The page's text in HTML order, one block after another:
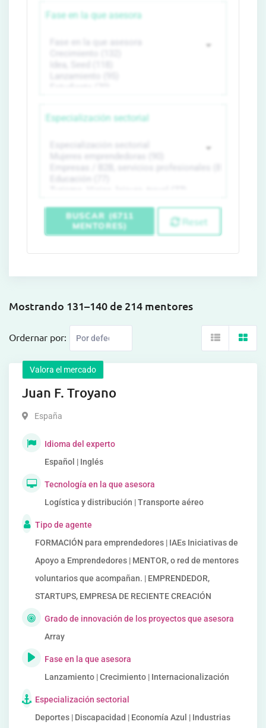
Fase en la que asesora
Especialización sectorial
BUSCAR (6711
MENTORES)
Reset
Mostrando 131–140 de 214 mentores
Ordernar por:
Valora el mercado
Juan F. Troyano
España
Idioma del experto
Español | Inglés
Tecnología en la que asesora
Logística y distribución | Transporte aéreo
Tipo de agente
FORMACIÓN para emprendedores | IAEs Iniciativas de
Apoyo a Emprendedores | MENTOR, o red de mentores
voluntarios que acompañan. | EMPRENDEDOR,
STARTUPS, EMPRESA DE RECIENTE CREACIÓN
Grado de innovación de los proyectos que asesora
Array
Fase en la que asesora
Lanzamiento | Crecimiento | Internacionalización
Especialización sectorial
Deportes | Discapacidad | Economía Azul | Industrias